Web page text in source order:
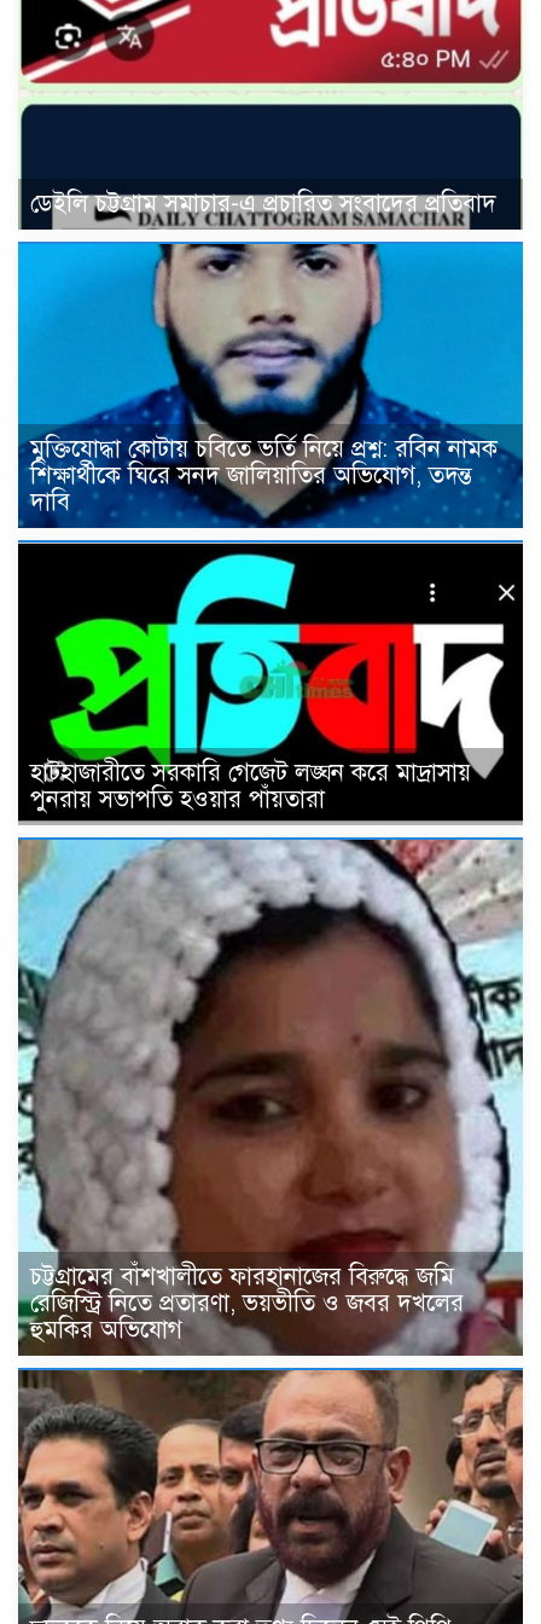
ডেইলি চট্টগ্রাম সমাচার-এ প্রচারিত সংবাদের প্রতিবাদ
মুক্তিযোদ্ধা কোটায় চবিতে ভর্তি নিয়ে প্রশ্ন: রবিন নামক
শিক্ষার্থীকে ঘিরে সনদ জালিয়াতির অভিযোগ, তদন্ত
দাবি
হাটহাজারীতে সরকারি গেজেট লঙ্ঘন করে মাদ্রাসায়
পুনরায় সভাপতি হওয়ার পাঁয়তারা
চট্টগ্রামের বাঁশখালীতে ফারহানাজের বিরুদ্ধে জমি
রেজিস্ট্রি নিতে প্রতারণা, ভয়ভীতি ও জবর দখলের
হুমকির অভিযোগ